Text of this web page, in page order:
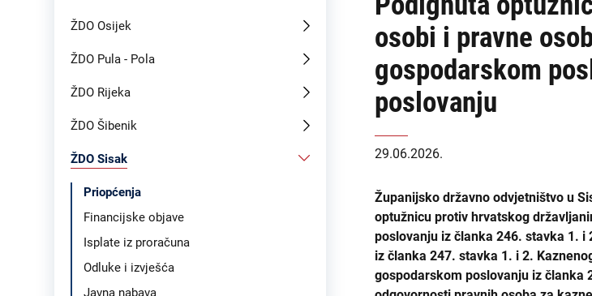
naslovnoj
-
DORH
USKOK
Županijska državna
Općinska državna
Državnoodvjetničko
Liste
sadržaja
-
Priopćenja
Zapošljavanje
osobi i pravne
gospodarskom
poslovanju
29.06.2026.
Županijsko državno odvjetništvo u
optužnicu protiv hrvatskog
poslovanju iz članka 246. stavka 1.
iz članka 247. stavka 1. i 2.
gospodarskom poslovanju iz članka
ŽDO Osijek
ŽDO Pula - Pola
ŽDO Rijeka
ŽDO Šibenik
ŽDO Sisak
Priopćenja
Financijske objave
Isplate iz proračuna
Odluke i izvješća
Javna nabava